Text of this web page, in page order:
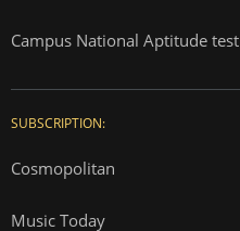
Campus National Aptitude test
SUBSCRIPTION:
Cosmopolitan
Music Today